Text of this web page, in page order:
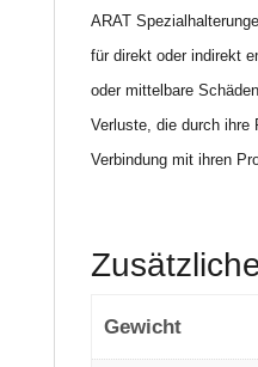
ARAT
für direkt oder indirekt
oder mittelbare
Verluste, die durch ihre
Verbindung mit ihren
Gewicht